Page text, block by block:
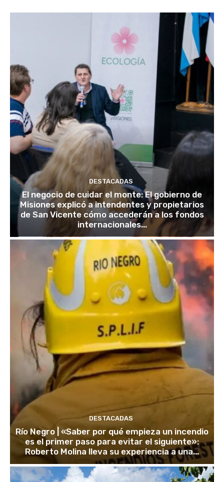
DESTACADAS
El negocio de cuidar el monte: El gobierno de
Misiones explicó a intendentes y propietarios
de San Vicente cómo accederán a los fondos
internacionales...
DESTACADAS
Río Negro | «Saber por qué empieza un incendio
es el primer paso para evitar el siguiente»:
Roberto Molina lleva su experiencia a una...